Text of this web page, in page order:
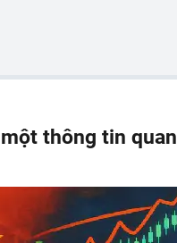
thông tin quan